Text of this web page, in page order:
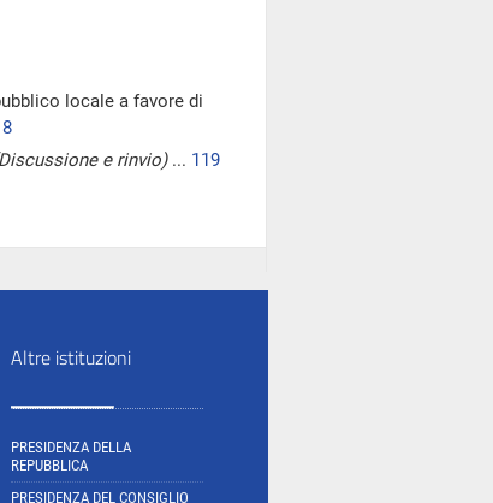
locale a favore di
e rinvio)... 119
Altre istituzioni
PRESIDENZA DELLA
REPUBBLICA
PRESIDENZA DEL CONSIGLIO